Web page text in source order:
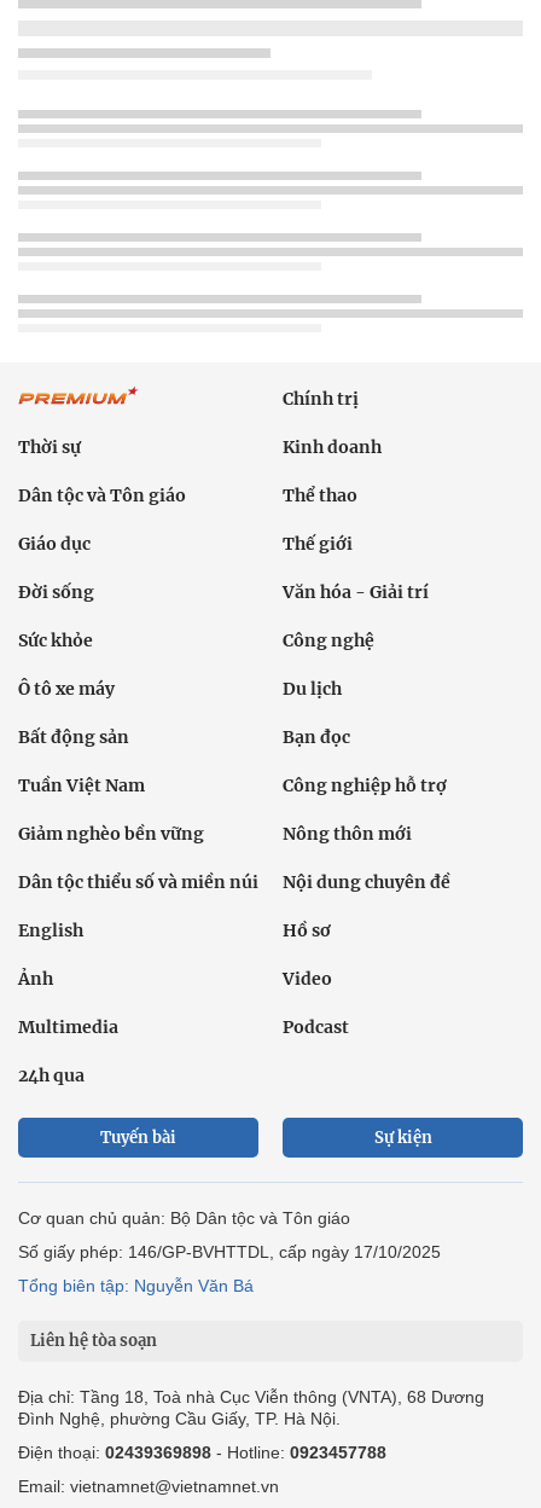
Chính trị
Thời sự Kinh doanh
Dân tộc và Tôn giáo Thể thao
Giáo dục Thế giới
Đời sống Văn hóa - Giải trí
Sức khỏe Công nghệ
Ô tô xe máy Du lịch
Bất động sản Bạn đọc
Tuần Việt Nam Công nghiệp hỗ trợ
Giảm nghèo bền vững Nông thôn mới
Dân tộc thiểu số và miền núi Nội dung chuyên đề
English Hồ sơ
Ảnh Video
Multimedia Podcast
24h qua
Tuyến bài Sự kiện
Cơ quan chủ quản: Bộ Dân tộc và Tôn giáo
Số giấy phép: 146/GP-BVHTTDL, cấp ngày 17/10/2025
Tổng biên tập: Nguyễn Văn Bá
Liên hệ tòa soạn
Địa chỉ: Tầng 18, Toà nhà Cục Viễn thông (VNTA), 68 Dương
Đình Nghệ, phường Cầu Giấy, TP. Hà Nội.
Điện thoại: 02439369898 - Hotline: 0923457788
Email: vietnamnet@vietnamnet.vn